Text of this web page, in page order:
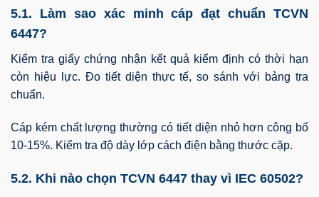
5.1. Làm sao xác minh cáp đạt chuẩn TCVN
6447?
Kiểm tra giấy chứng nhận kết quả kiểm định có thời hạn
còn hiệu lực. Đo tiết diện thực tế, so sánh với bảng tra
chuẩn.
Cáp kém chất lượng thường có tiết diện nhỏ hơn công bố
10-15%. Kiểm tra độ dày lớp cách điện bằng thước cặp.
5.2. Khi nào chọn TCVN 6447 thay vì IEC 60502?